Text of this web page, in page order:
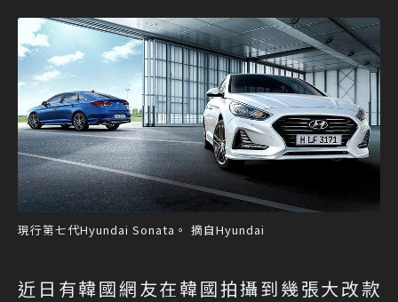
現行第七代Hyundai Sonata。 摘自Hyundai
近日有韓國網友在韓國拍攝到幾張大改款